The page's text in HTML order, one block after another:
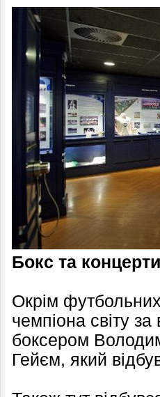
Бокс та концерти
Окрім
чемпіона світу
боксером
Гейєм, який